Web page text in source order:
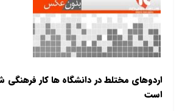
اردوهای مختلط در دانشگاه ها کار فرهنگی
است